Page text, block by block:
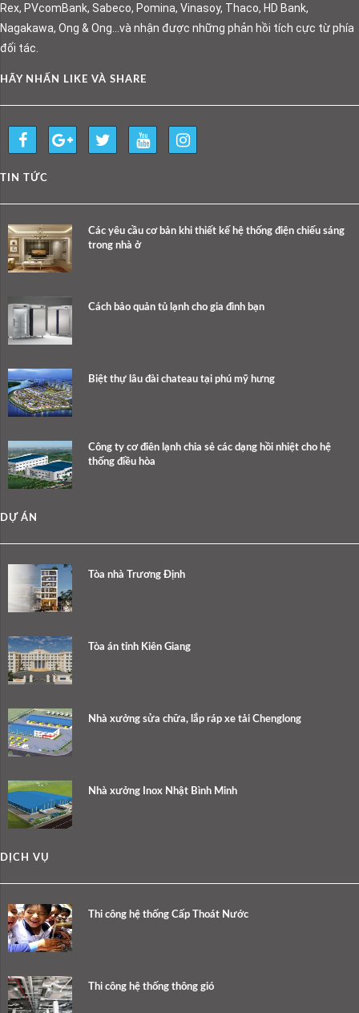
Rex, PVcomBank, Sabeco, Pomina, Vinasoy, Thaco, HD Bank,
Nagakawa, Ong & Ong…và nhận được những phản hồi tích cực từ phía
đối tác.
HÃY NHẤN LIKE VÀ SHARE
TIN TỨC
Các yêu cầu cơ bản khi thiết kế hệ thống điện chiếu sáng
trong nhà ở
Cách bảo quản tủ lạnh cho gia đình bạn
Biệt thự lâu đài chateau tại phú mỹ hưng
Công ty cơ điên lạnh chia sẻ các dạng hồi nhiệt cho hệ
thống điều hòa
DỰ ÁN
Tòa nhà Trương Định
Tòa án tỉnh Kiên Giang
Nhà xưởng sửa chữa, lắp ráp xe tải Chenglong
Nhà xưởng Inox Nhật Bình Minh
DỊCH VỤ
Thi công hệ thống Cấp Thoát Nước
Thi công hệ thống thông gió